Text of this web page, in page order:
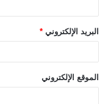
البريد الإلكتروني *
الموقع الإلكتروني